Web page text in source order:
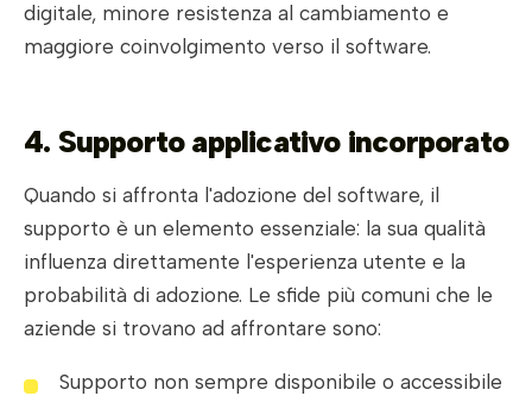
digitale, minore resistenza al cambiamento e
maggiore coinvolgimento verso il software.
4. Supporto applicativo incorporato
Quando si affronta l'adozione del software, il
supporto è un elemento essenziale: la sua qualità
influenza direttamente l'esperienza utente e la
probabilità di adozione. Le sfide più comuni che le
aziende si trovano ad affrontare sono:
Supporto non sempre disponibile o accessibile